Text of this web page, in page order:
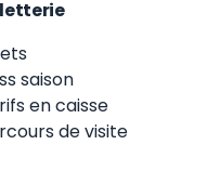
saison
en caisse
de visite